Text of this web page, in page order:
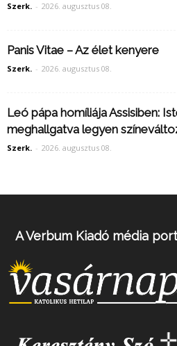
Szerk. - 2026. augusztus 08.
Panis Vitae – Az élet kenyere
Szerk. - 2026. augusztus 08.
Leó pápa homíliája Assisiben:
meghallgatva legyen
Szerk. - 2026. augusztus 08.
A Verbum Kiadó média